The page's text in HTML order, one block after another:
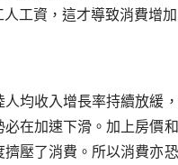
工資，這才導致消費增加
均收入增長率持續放緩
在加速下滑。加上房價
壓了消費。所以消費亦